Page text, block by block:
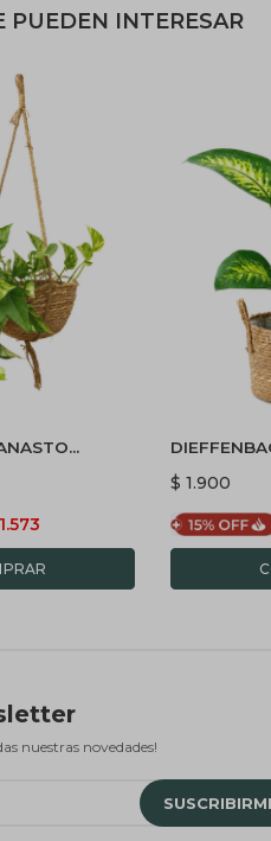
PUEDEN INTERESAR
1.573
$ 1.900
nuestras novedades!